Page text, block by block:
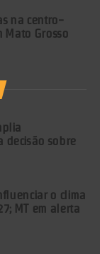
na centro-
Mato Grosso
decisão sobre
o clima
MT em alerta